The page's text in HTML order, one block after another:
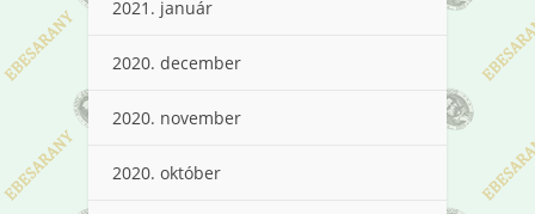
2021. január
2020. december
2020. november
2020. október